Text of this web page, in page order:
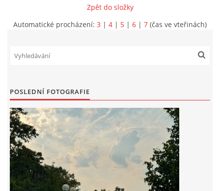
326 00 Plzeň
hasicikoterov@email.cz
© 2026 eStránky.cz |WebSlice Aktualizováno: 4. 8. 2026
Nahoru ↑
Zpět do složky
Automatické procházení: 3 | 4 | 5 | 6 | 7 (čas ve vteřinách)
POSLEDNÍ FOTOGRAFIE